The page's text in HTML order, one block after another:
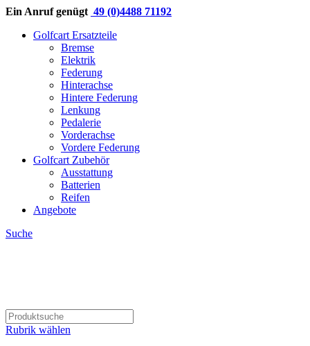
Ein Anruf genügt 49 (0)4488 71192
Golfcart Ersatzteile
Bremse
Elektrik
Federung
Hinterachse
Hintere Federung
Lenkung
Pedalerie
Vorderachse
Vordere Federung
Golfcart Zubehör
Ausstattung
Batterien
Reifen
Angebote
Suche
Rubrik wählen